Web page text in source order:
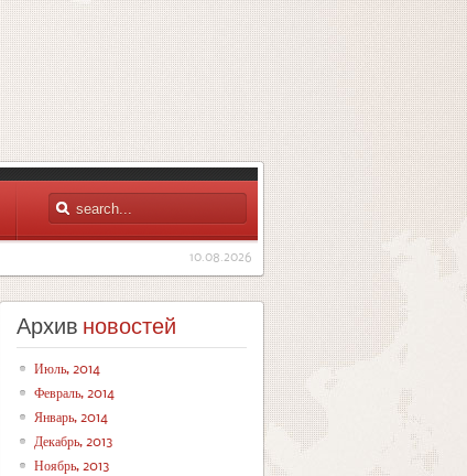
10.08.2026
Архив новостей
Июль, 2014
Февраль, 2014
Январь, 2014
Декабрь, 2013
Ноябрь, 2013